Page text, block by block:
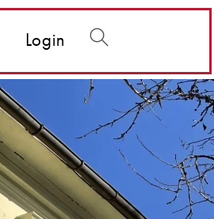
Login Website-
Suche
umschalten